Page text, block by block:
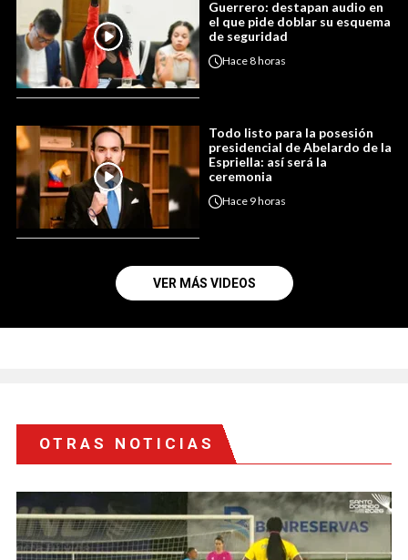
Guerrero: destapan audio en
el que pide doblar su esquema
de seguridad
Hace8 horas
Todo listo para la posesión
presidencial de Abelardo de la
Espriella: así será la
ceremonia
Hace 9 horas
VER MÁS VIDEOS
OTRAS NOTICIAS